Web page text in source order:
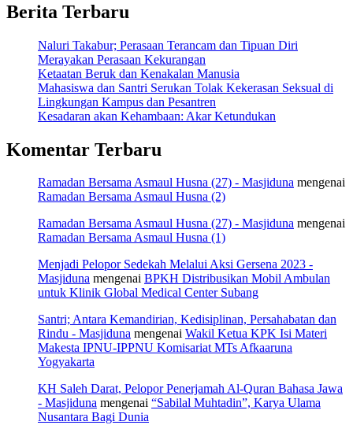
Berita Terbaru
Naluri Takabur; Perasaan Terancam dan Tipuan Diri
Merayakan Perasaan Kekurangan
Ketaatan Beruk dan Kenakalan Manusia
Mahasiswa dan Santri Serukan Tolak Kekerasan Seksual di
Lingkungan Kampus dan Pesantren
Kesadaran akan Kehambaan: Akar Ketundukan
Komentar Terbaru
Ramadan Bersama Asmaul Husna (27) - Masjiduna mengenai
Ramadan Bersama Asmaul Husna (2)
Ramadan Bersama Asmaul Husna (27) - Masjiduna mengenai
Ramadan Bersama Asmaul Husna (1)
Menjadi Pelopor Sedekah Melalui Aksi Gersena 2023 -
Masjiduna mengenai BPKH Distribusikan Mobil Ambulan
untuk Klinik Global Medical Center Subang
Santri; Antara Kemandirian, Kedisiplinan, Persahabatan dan
Rindu - Masjiduna mengenai Wakil Ketua KPK Isi Materi
Makesta IPNU-IPPNU Komisariat MTs Afkaaruna
Yogyakarta
KH Saleh Darat, Pelopor Penerjamah Al-Quran Bahasa Jawa
- Masjiduna mengenai “Sabilal Muhtadin”, Karya Ulama
Nusantara Bagi Dunia